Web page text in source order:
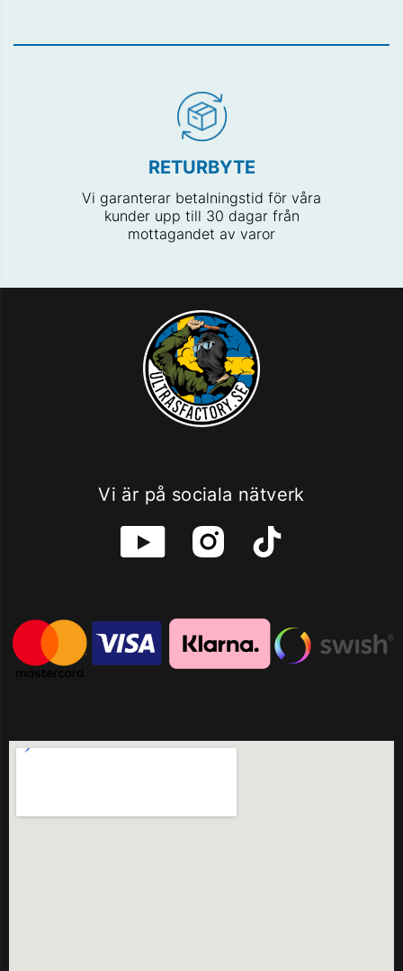
RETURBYTE
Vi garanterar betalningstid för våra
kunder upp till 30 dagar från
mottagandet av varor
Vi är på sociala nätverk